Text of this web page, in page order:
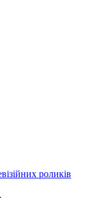
роликів